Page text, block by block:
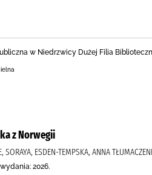
w Niedrzwicy Dużej Filia
z Norwegii
SORAYA, ESDEN-TEMPSKA, ANNA
2026.